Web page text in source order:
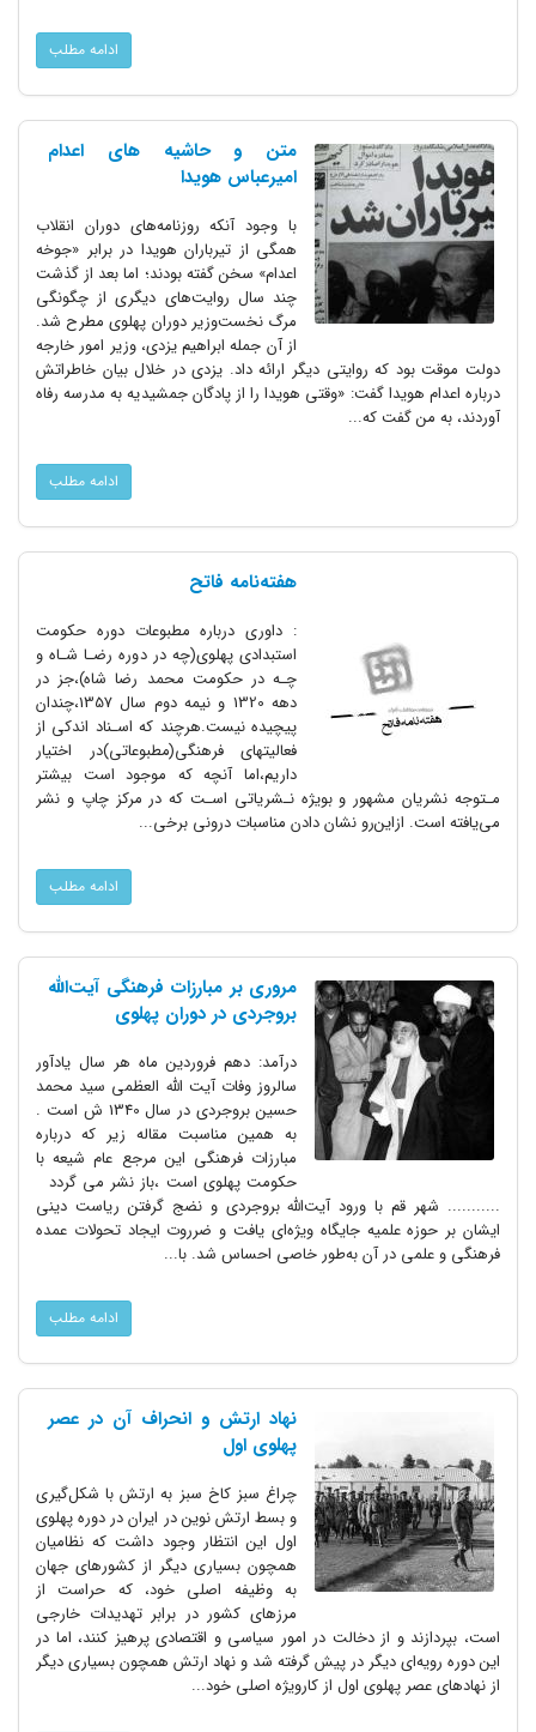
ادامه مطلب
متن و حاشیه های اعدام
امیرعباس هویدا
با وجود آنکه روزنامه‌های دوران انقلاب
همگی از تیرباران هویدا در برابر «جوخه
اعدام» سخن گفته بودند؛ اما بعد از گذشت
چند سال روایت‌های دیگری از چگونگی
مرگ نخست‌وزیر دوران پهلوی مطرح شد.
از آن جمله ابراهیم یزدی، وزیر امور خارجه
دولت موقت بود که روایتی دیگر ارائه داد. یزدی در خلال بیان خاطراتش
درباره اعدام هویدا گفت: «وقتی هویدا را از پادگان جمشیدیه به مدرسه رفاه
آوردند، به من گفت که...
ادامه مطلب
هفته‌نامه فاتح
: داوری درباره مطبوعات دوره حکومت
استبدادی پهلوی‌(چه‌ در‌ دوره رضـا شـاه و
چـه در حکومت محمد رضا شاه)،جز در
دهه 1320 و نیمه دوم‌ سال 1357،چندان
پیچیده‌ نیست.هرچند که اسـناد اندکی از
فعالیتهای فرهنگی(مطبوعاتی‌)در اختیار
داریم،اما‌ آنچه‌ که موجود است بیشتر
مـتوجه نشریان مشهور و بویژه نـشریاتی اسـت که در مرکز چاپ‌ و نشر
می‌یافته است. ازاین‌رو نشان دادن مناسبات درونی برخی...
ادامه مطلب
مروری بر مبارزات فرهنگی آیت‌الله
بروجردی در دوران پهلوی
درآمد: دهم فروردین ماه هر سال یادآور
سالروز وفات آیت الله العظمی سید محمد
حسین بروجردی در سال 1340 ش است .
به همین مناسبت مقاله زیر که درباره
مبارزات فرهنگی این مرجع عام شیعه با
حکومت پهلوی است ،باز نشر می گردد
........... شهر قم با ورود آیت‌الله بروجردی و نضج گرفتن ریاست دینی
ایشان بر حوزه علمیه جایگاه ویژه‌ای یافت و ضرروت ایجاد تحولات عمده‌
فرهنگی و علمی در آن به‌طور خاصی احساس شد. با...
ادامه مطلب
نهاد ارتش و انحراف آن در عصر
پهلوی اول
چراغ سبز کاخ سبز به ارتش با شکل‌گیری
و بسط ارتش نوین در ایران در دوره پهلوی
اول این انتظار وجود داشت که نظامیان
همچون بسیاری دیگر از کشورهای جهان
به وظیفه اصلی خود، که حراست از
مرزهای کشور در برابر تهدیدات خارجی
است، بپردازند و از دخالت در امور سیاسی و اقتصادی پرهیز کنند، اما در
این دوره رویه‌ای دیگر در پیش گرفته شد و نهاد ارتش همچون بسیاری دیگر
از نهادهای عصر پهلوی اول از کارویژه اصلی خود...